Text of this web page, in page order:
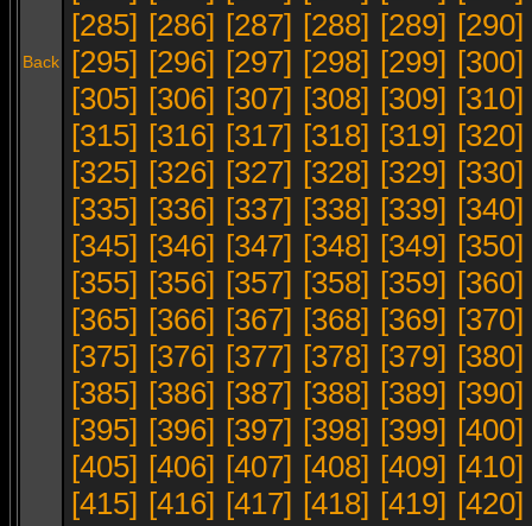
Back
[285] [286] [287] [288] [289] [290]
[295] [296] [297] [298] [299] [300]
[305] [306] [307] [308] [309] [310]
[315] [316] [317] [318] [319] [320]
[325] [326] [327] [328] [329] [330]
[335] [336] [337] [338] [339] [340]
[345] [346] [347] [348] [349] [350]
[355] [356] [357] [358] [359] [360]
[365] [366] [367] [368] [369] [370]
[375] [376] [377] [378] [379] [380]
[385] [386] [387] [388] [389] [390]
[395] [396] [397] [398] [399] [400]
[405] [406] [407] [408] [409] [410]
[415] [416] [417] [418] [419] [420]